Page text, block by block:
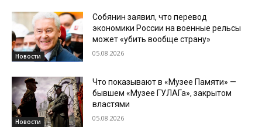
Новости
Собянин заявил, что перевод
экономики России на военные рельсы
может «убить вообще страну»
05.08.2026
Новости
Что показывают в «Музее Памяти» —
бывшем «Музее ГУЛАГа», закрытом
властями
05.08.2026